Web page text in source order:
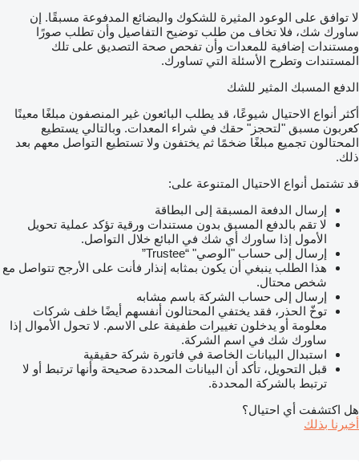
لا توافق على الوعود المثيرة للشكوك والبضائع المدفوعة مسبقًا. إن
ساورك شك، فلا تخاف من طلب توضيح التفاصيل وأن تطلب صورًا
ومستندات إضافية للمعدات وأن تفحص صحة التصديق على تلك
المستندات وتطرح الأسئلة التي تساورك.
الدفع المسبك المثير للشك
أكثر أنواع الاحتيال شيوعًا، قد يطلب البائعون غير المنصفون مبلغًا معينًا
كعربون مسبق "لتحجز" حقك في شراء المعدات. وبالتالي يستطيع
المحتالون تجميع مبلغًا ضخمًا ثم يختفون ولا تستطيع التواصل معهم بعد
ذلك.
قد تشتمل أنواع الاحتيال المتنوعة على:
إرسال الدفعة المسبقة إلى البطاقة
لا تقم بالدفع المسبق بدون مستندات ورقية تؤكد عملية تحويل
الأمول إذا ساورك أي شك في البائع خلال التواصل.
إرسال إلى حساب "الوصي" “Trustee”
هذا الطلب ينبغي أن يكون بمثابه إنذار فأنت على الأرجح تتواصل مع
شخص محتال.
إرسال إلى حساب الشركة باسم مشابه
توخّ الحذر، فقد يختفي المحتالون أنفسهم أيضًا خلف شركات
معلومة أو يدخلون تغييرات طفيفة على الاسم. لا تحول الأموال إذا
ساورك شك في اسم الشركة.
استبدال البيانات الخاصة في فاتورة شركة حقيقية
قبل التحويل، تأكد أن البيانات المحددة صحيحة وأنها ترتبط أو لا
ترتبط بالشركة المحددة.
هل اكتشفت أي احتيال؟
أخبرنا بذلك